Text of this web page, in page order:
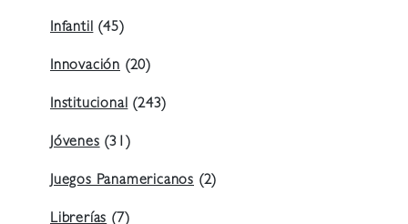
Infantil (45)
Innovación (20)
Institucional (243)
Jóvenes (31)
Juegos Panamericanos (2)
Librerías (7)